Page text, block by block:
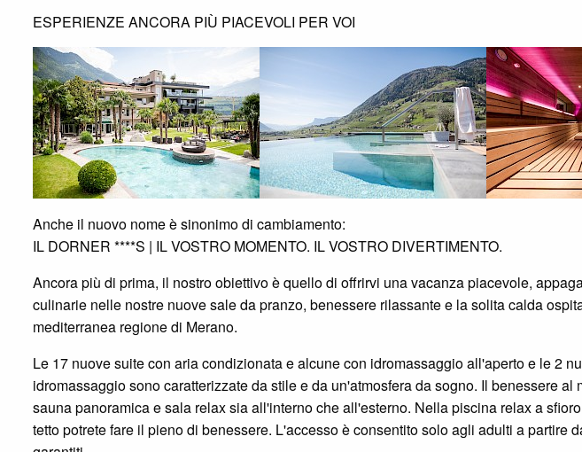
ESPERIENZE ANCORA PIÙ PIACEVOLI PER VOI
Anche il nuovo nome è sinonimo di cambiamento:
IL DORNER ****S | IL VOSTRO MOMENTO. IL VOSTRO DIVERTIMENTO.
Ancora più di prima, il nostro obiettivo è quello di offrirvi una vacanza piacevole,
culinarie nelle nostre nuove sale da pranzo, benessere rilassante e la solita calda
mediterranea regione di Merano.
Le 17 nuove suite con aria condizionata e alcune con idromassaggio all'aperto e le 2
idromassaggio sono caratterizzate da stile e da un'atmosfera da sogno. Il benessere
sauna panoramica e sala relax sia all'interno che all'esterno. Nella piscina relax a
tetto potrete fare il pieno di benessere. L'accesso è consentito solo agli adulti a partire